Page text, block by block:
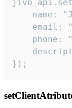
name:
email:
phone:
});